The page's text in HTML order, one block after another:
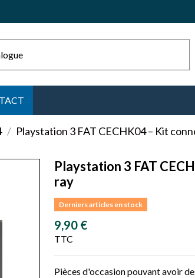
Playstation 3 FAT CECHK04 – Kit
Playstation 3 FAT
ray
Derniers articles en stock
9,90 €
TTC
Pièces d'occasion pouvant avoir